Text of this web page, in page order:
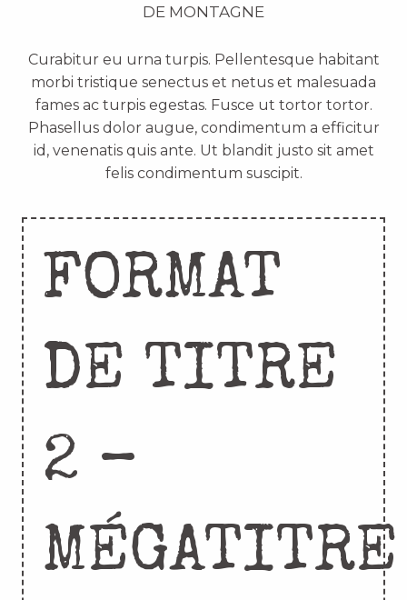
DE MONTAGNE
Curabitur eu urna turpis. Pellentesque habitant
morbi tristique senectus et netus et malesuada
fames ac turpis egestas. Fusce ut tortor tortor.
Phasellus dolor augue, condimentum a efficitur
id, venenatis quis ante. Ut blandit justo sit amet
felis condimentum suscipit.
FORMAT
DE TITRE
2 –
MÉGATITRE